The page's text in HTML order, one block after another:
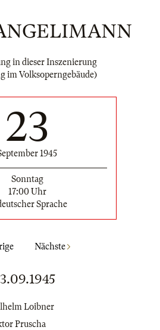
in dieser Inszenierung
im Volksoperngebäude)
23
1945
Sonntag
17:00 Uhr
Sprache
Nächste
Loibner
Pruscha